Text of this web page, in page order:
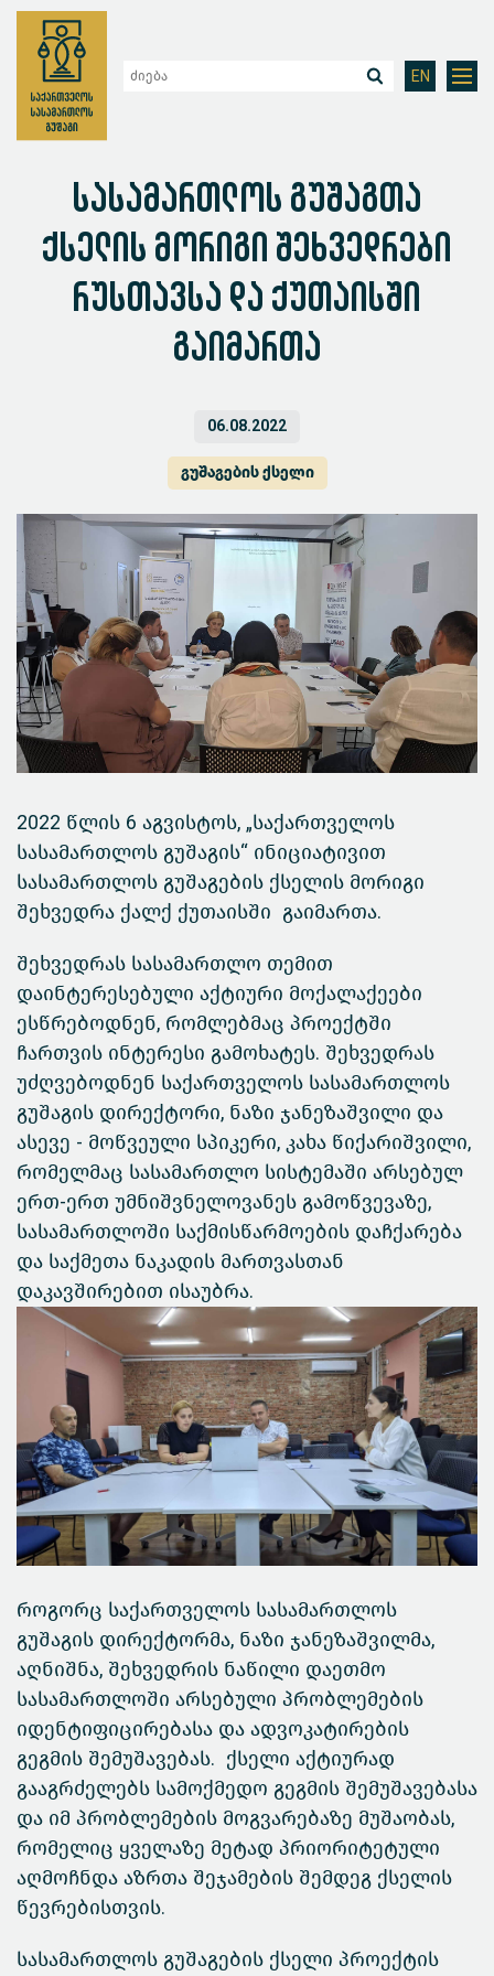
EN
სასამართლოს გუშაგთა
ქსელის მორიგი შეხვედრები
რუსთავსა და ქუთაისში
გაიმართა
06.08.2022
გუშაგების ქსელი
2022 წლის 6 აგვისტოს, „საქართველოს
სასამართლოს გუშაგის“ ინიციატივით
სასამართლოს გუშაგების ქსელის მორიგი
შეხვედრა ქალქ ქუთაისში გაიმართა.
შეხვედრას სასამართლო თემით
დაინტერესებული აქტიური მოქალაქეები
ესწრებოდნენ, რომლებმაც პროექტში
ჩართვის ინტერესი გამოხატეს. შეხვედრას
უძღვებოდნენ საქართველოს სასამართლოს
გუშაგის დირექტორი, ნაზი ჯანეზაშვილი და
ასევე - მოწვეული სპიკერი, კახა წიქარიშვილი,
რომელმაც სასამართლო სისტემაში არსებულ
ერთ-ერთ უმნიშვნელოვანეს გამოწვევაზე,
სასამართლოში საქმისწარმოების დაჩქარება
და საქმეთა ნაკადის მართვასთან
დაკავშირებით ისაუბრა.
როგორც საქართველოს სასამართლოს
გუშაგის დირექტორმა, ნაზი ჯანეზაშვილმა,
აღნიშნა, შეხვედრის ნაწილი დაეთმო
სასამართლოში არსებული პრობლემების
იდენტიფიცირებასა და ადვოკატირების
გეგმის შემუშავებას. ქსელი აქტიურად
გააგრძელებს სამოქმედო გეგმის შემუშავებასა
და იმ პრობლემების მოგვარებაზე მუშაობას,
რომელიც ყველაზე მეტად პრიორიტეტული
აღმოჩნდა აზრთა შეჯამების შემდეგ ქსელის
წევრებისთვის.
სასამართლოს გუშაგების ქსელი პროექტის